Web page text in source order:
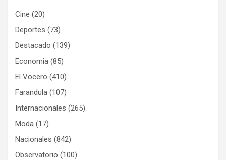
Cine (20)
Deportes (73)
Destacado (139)
Economia (85)
El Vocero (410)
Farandula (107)
Internacionales (265)
Moda (17)
Nacionales (842)
Observatorio (100)